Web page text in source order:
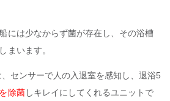
には少なからず菌が存在し、その浴槽
まいます。
センサーで人の入退室を感知し、退浴5
除菌しキレイにしてくれるユニットで